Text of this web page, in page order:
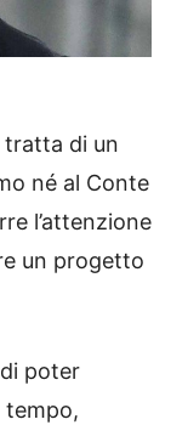
tratta di un
né al Conte
l’attenzione
un progetto
poter
tempo,